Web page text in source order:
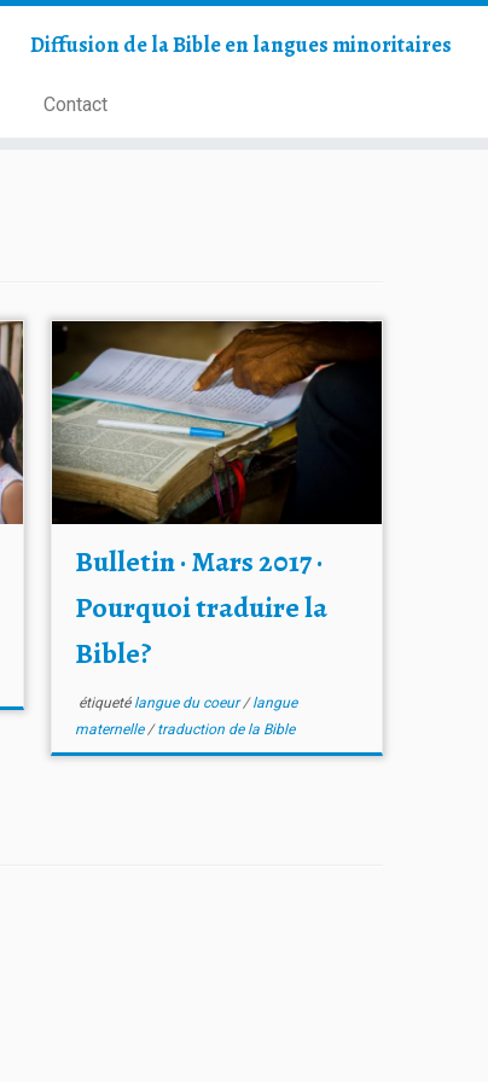
Diffusion de la Bible en langues minoritaires
Contact
Bulletin · Mars 2017 ·
Pourquoi traduire la
Bible?
étiqueté langue du coeur/langue
maternelle/traduction de la Bible